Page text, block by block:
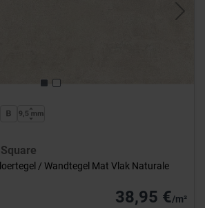
Next
/ Wandtegel Mat Vlak Naturale
38,95 €/m²